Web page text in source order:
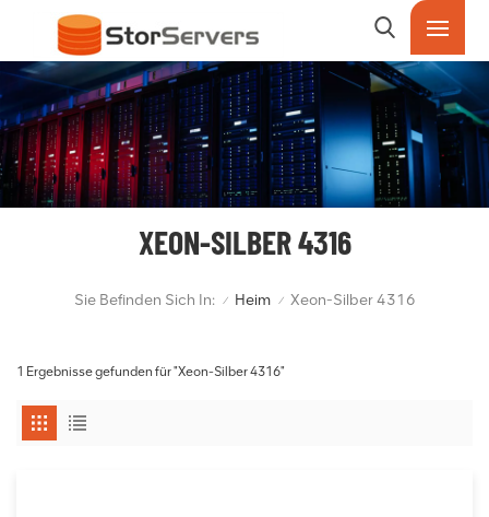
XEON-SILBER 4316
Sie Befinden Sich In: / Heim / Xeon-Silber 4316
1 Ergebnisse gefunden für "Xeon-Silber 4316"